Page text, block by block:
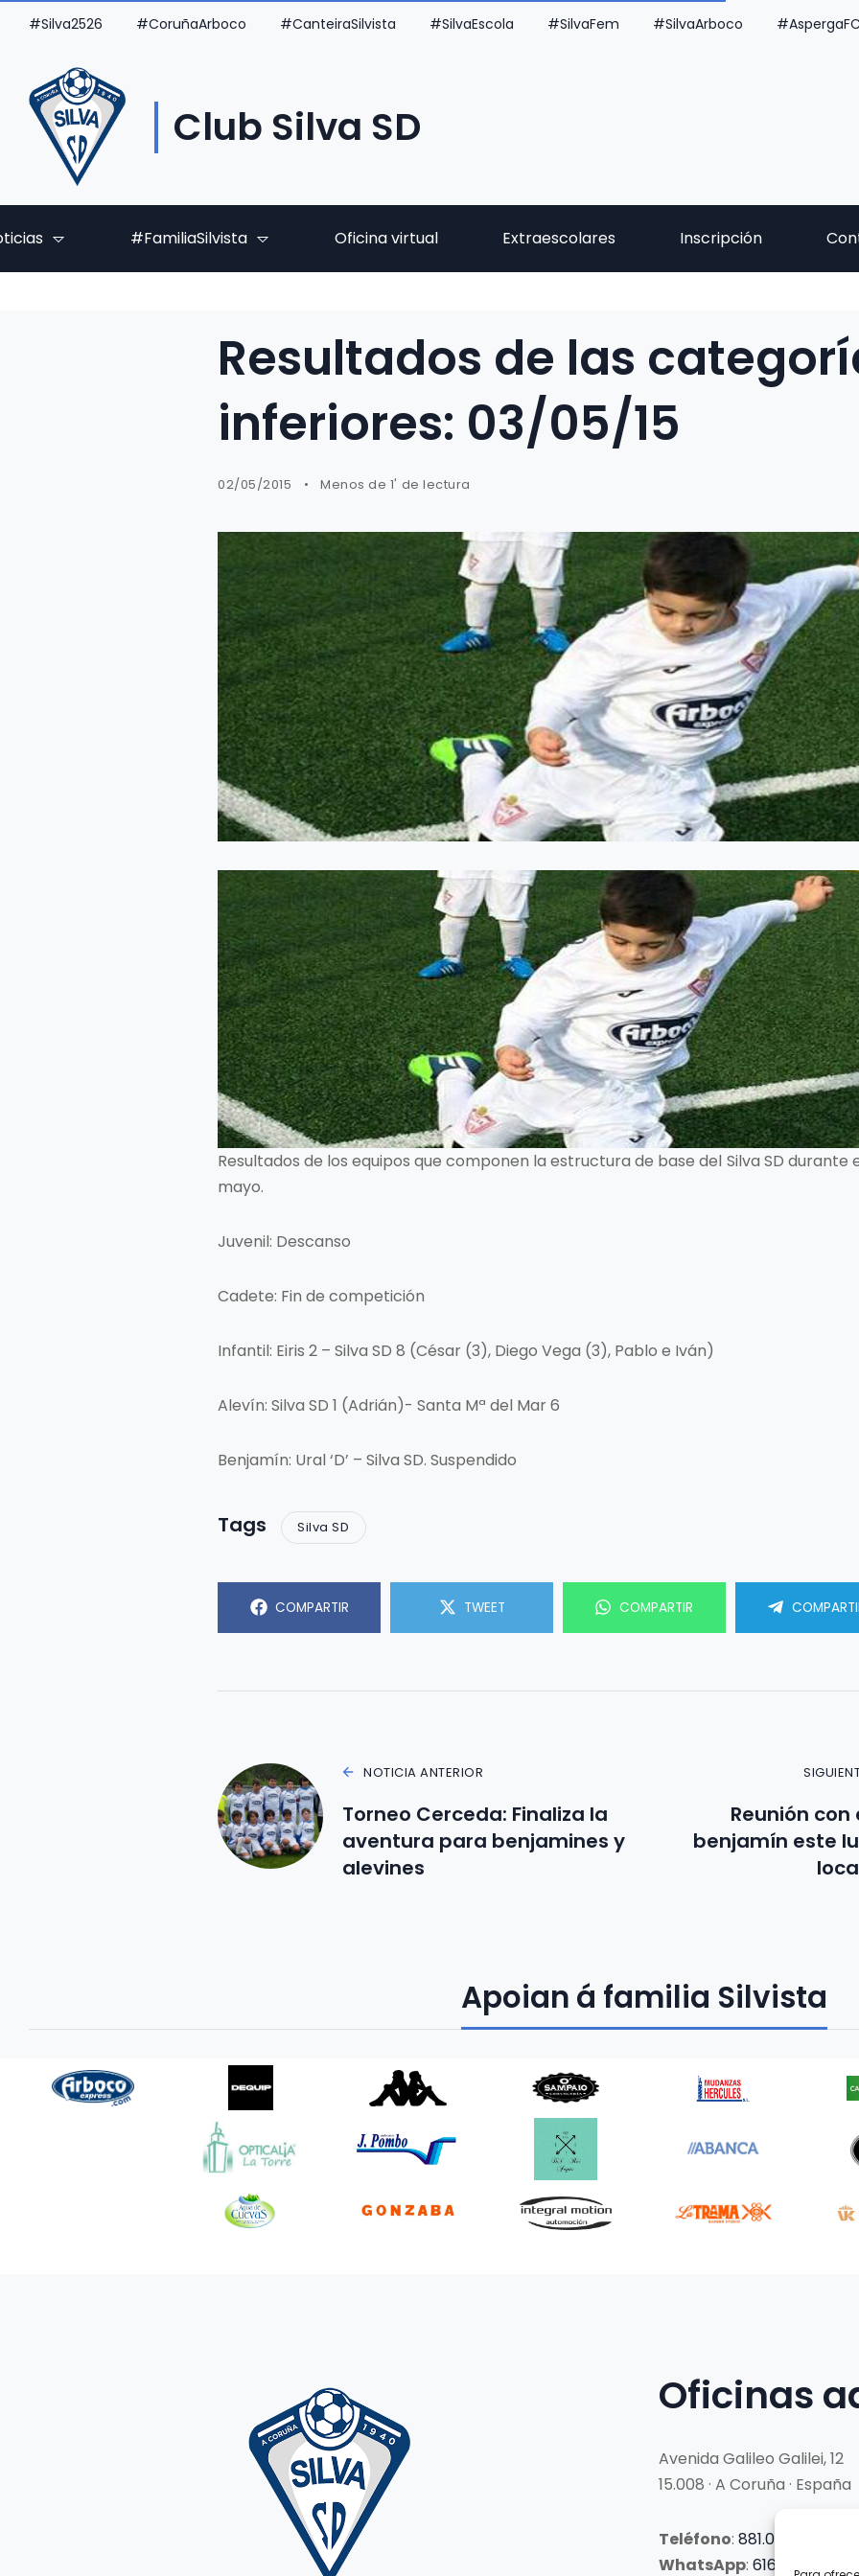
#Silva2526 #CoruñaArboco #CanteiraSilvista #SilvaEscola #SilvaFem #SilvaArboco #AspergaFC
Club Silva SD
#FamiliaSilvista Oficina virtual Extraescolares Inscripción
Resultados de las
inferiores: 03/05/15
02/05/2015 Menos de 1' de lectura
Resultados de los equipos que componen la estructura de base del Silva SD durante
mayo.
Juvenil: Descanso
Cadete: Fin de competición
Infantil: Eiris 2 – Silva SD 8 (César (3), Diego Vega (3), Pablo e Iván)
Alevín: Silva SD 1 (Adrián)- Santa Mª del Mar 6
Benjamín: Ural ‘D’ – Silva SD. Suspendido
Tags Silva SD
COMPARTIR TWEET COMPARTIR
NOTICIA ANTERIOR
Torneo Cerceda: Finaliza la
aventura para benjamines y
alevines
Reunión con
benjamín este
Apoian á familia Silvista
Oficinas
Avenida Galileo Galilei, 12
15.008 · A Coruña · España
Teléfono: 881.069.303
WhatsApp: 616.897.466